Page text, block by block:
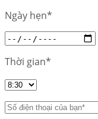
Ngày hẹn*
Thời gian*